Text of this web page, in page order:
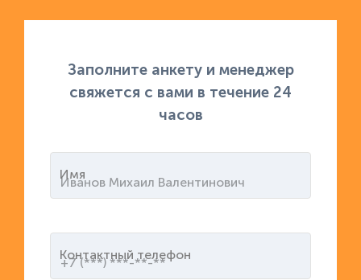
Заполните анкету и менеджер
свяжется с вами в течение 24
часов
Имя
Контактный телефон